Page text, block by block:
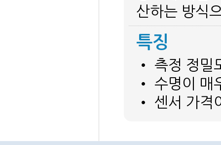
산하는 방식
특징
• 측정 정밀
• 수명이 매
• 센서 가격